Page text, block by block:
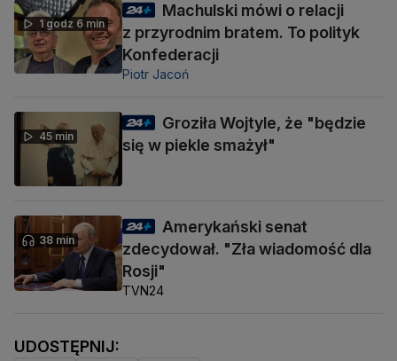
1 godz 6 min
Machulski mówi o relacji
z przyrodnim bratem. To polityk
Konfederacji
Piotr Jacoń
45 min
Groziła Wojtyle, że "będzie
się w piekle smażył"
38 min
Amerykański senat
zdecydował. "Zła wiadomość dla
Rosji"
TVN24
UDOSTĘPNIJ: